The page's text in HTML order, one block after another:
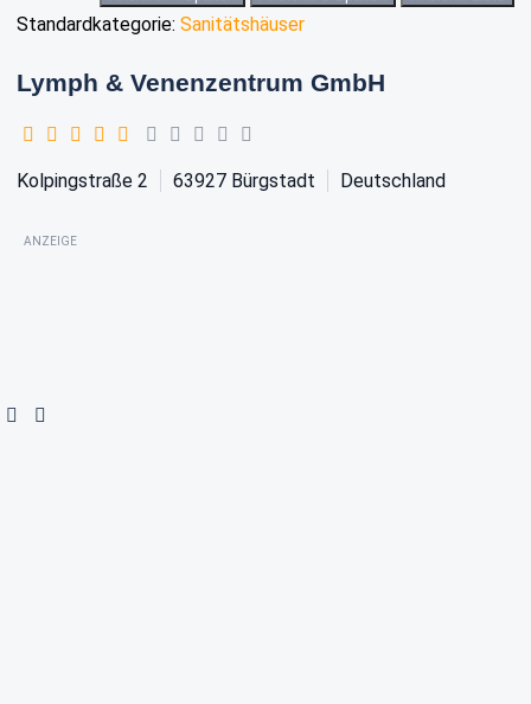
Standardkategorie: Sanitätshäuser
Lymph & Venenzentrum GmbH
Kolpingstraße 2 63927 Bürgstadt Deutschland
ANZEIGE